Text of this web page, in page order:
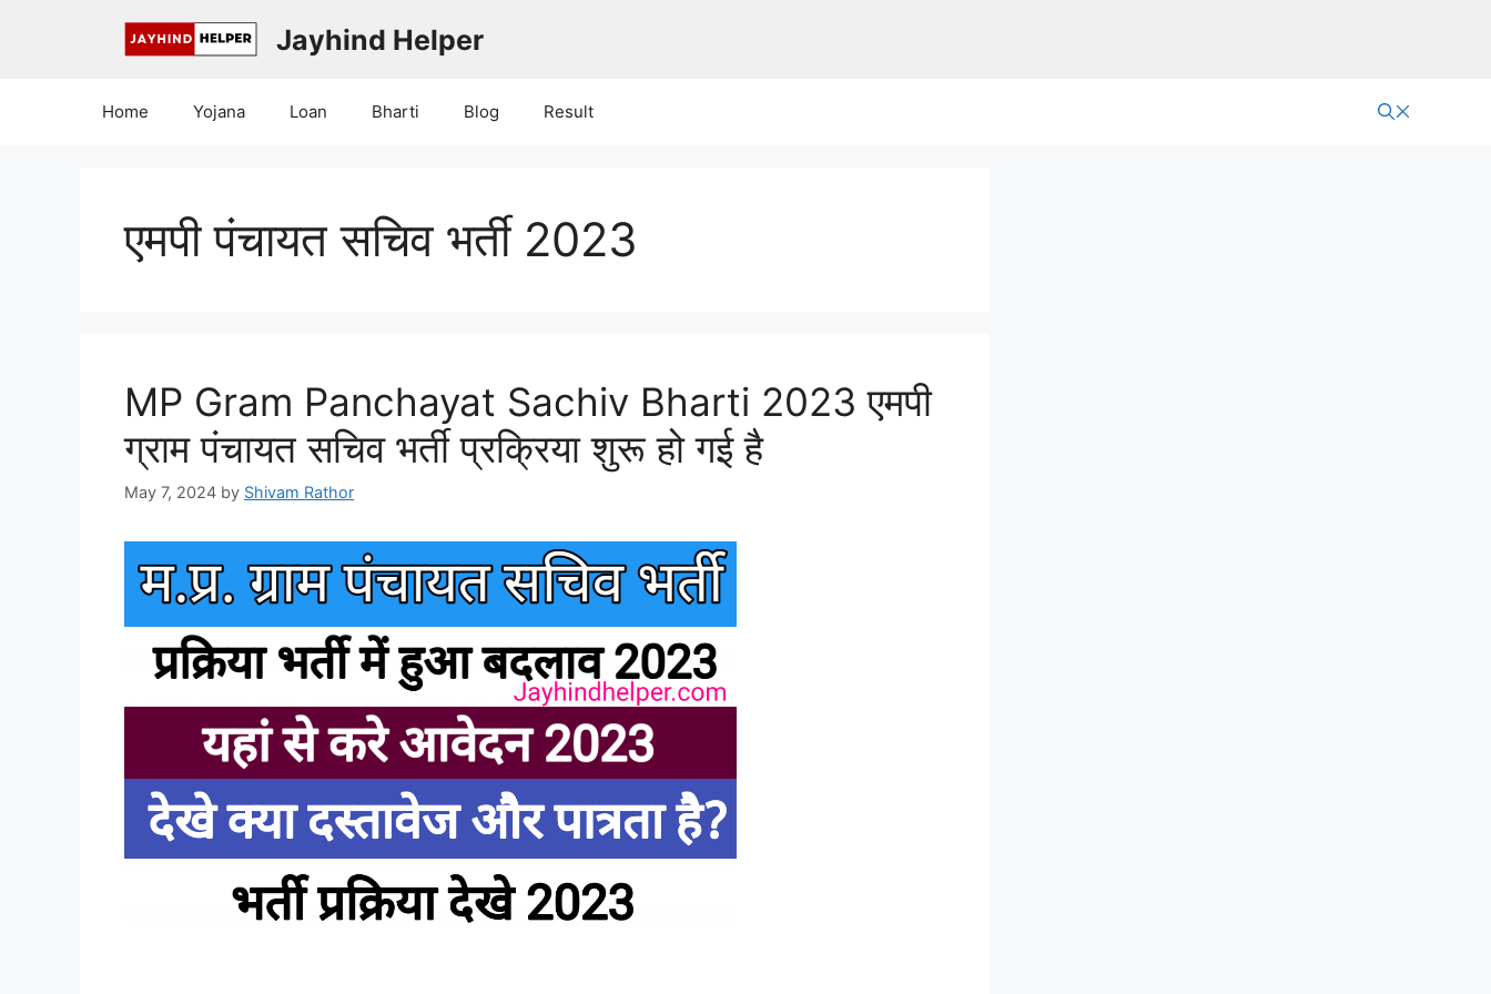
Jayhind Helper
Home Yojana Loan Bharti Blog Result
एमपी पंचायत सचिव भर्ती 2023
MP Gram Panchayat Sachiv Bharti 2023 एमपी
ग्राम पंचायत सचिव भर्ती प्रक्रिया शुरू हो गई है
May 7, 2024 by Shivam Rathor